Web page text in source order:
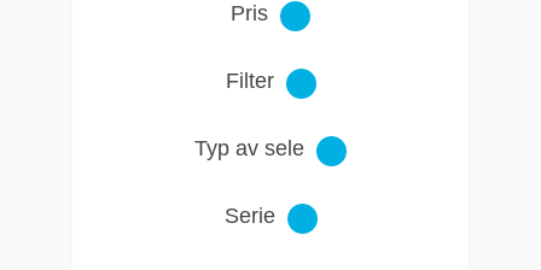
Pris
Filter
Typ av sele
Serie